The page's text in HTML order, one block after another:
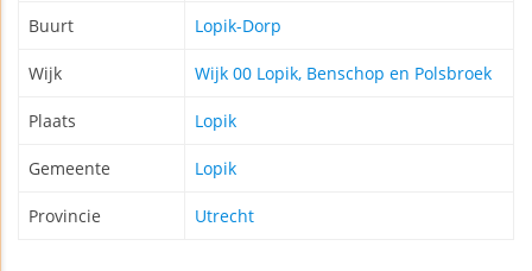
Buurt Lopik-Dorp
Wijk Wijk 00 Lopik, Benschop en Polsbroek
Plaats Lopik
Gemeente Lopik
Provincie Utrecht